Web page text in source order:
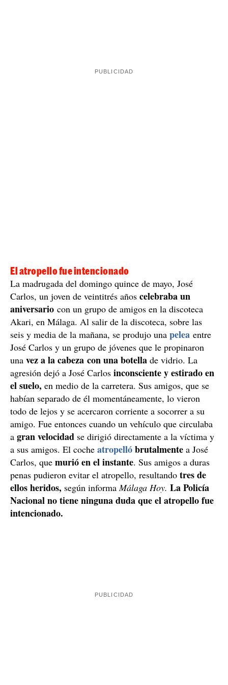
El atropello fue intencionado
La madrugada del domingo quince de mayo, José
Carlos, un joven de veintitrés años celebraba un
aniversario con un grupo de amigos en la discoteca
Akari, en Málaga. Al salir de la discoteca, sobre las
seis y media de la mañana, se produjo una pelea entre
José Carlos y un grupo de jóvenes que le propinaron
una vez a la cabeza con una botella de vidrio. La
agresión dejó a José Carlos inconsciente y estirado en
el suelo, en medio de la carretera. Sus amigos, que se
habían separado de él momentáneamente, lo vieron
todo de lejos y se acercaron corriente a socorrer a su
amigo. Fue entonces cuando un vehículo que circulaba
a gran velocidad se dirigió directamente a la víctima y
a sus amigos. El coche atropellóbrutalmente a José
Carlos, que murió en el instante. Sus amigos a duras
penas pudieron evitar el atropello, resultando tres de
ellos heridos, según informaMálaga Hoy. La Policía
Nacional no tiene ninguna duda que el atropello fue
intencionado.